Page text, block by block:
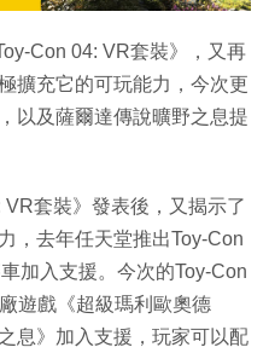
Con 04: VR套裝》，又再
擴充它的可玩能力，今次更
以及薩爾達傳說曠野之息提
VR套裝》發表後，又揭示了
，去年任天堂推出Toy-Con
加入支援。今次的Toy-Con
遊戲《超級瑪利歐奧德
息》加入支援，玩家可以配